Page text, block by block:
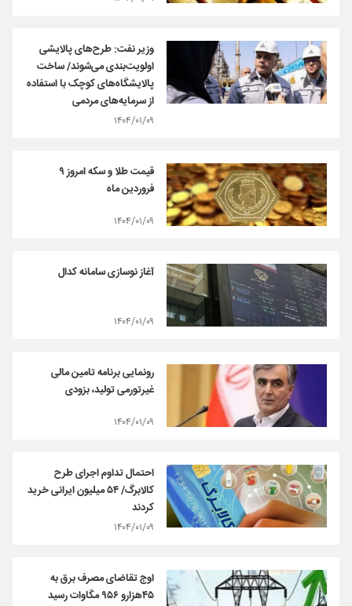
وزیر نفت: طرح‌های پالایشی
اولویت‌بندی می‌شوند/ ساخت
پالایشگاه‌های کوچک با استفاده
از سرمایه‌های مردمی
۱۴۰۴/۰۱/۰۹
قیمت طلا و سکه امروز ۹
فروردین ماه
۱۴۰۴/۰۱/۰۹
آغاز نوسازی سامانه کدال
۱۴۰۴/۰۱/۰۹
رونمایی برنامه تامین مالی
غیرتورمی تولید، بزودی
۱۴۰۴/۰۱/۰۹
احتمال تداوم اجرای طرح
کالابرگ/ ۵۴ میلیون ایرانی خرید
کردند
۱۴۰۴/۰۱/۰۹
اوج تقاضای مصرف برق به
۴۵هزارو ۹۵۶ مگاوات رسید